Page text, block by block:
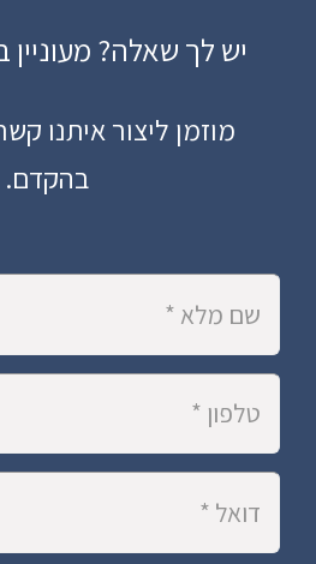
יש לך שאלה?
מוזמן ליצור איתנו
בהקדם.